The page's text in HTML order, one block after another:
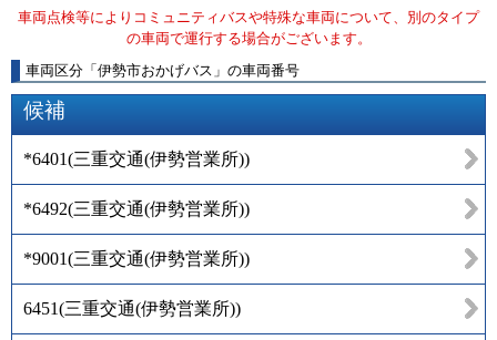
車両点検等によりコミュニティバスや特殊な車両について、別のタイプ
の車両で運行する場合がございます。
車両区分 「 伊勢市おかげバス 」 の車両番号
候補
*6401(三重交通(伊勢営業所))
*6492(三重交通(伊勢営業所))
*9001(三重交通(伊勢営業所))
6451(三重交通(伊勢営業所))